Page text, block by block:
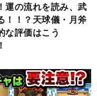
運の流れを読み、武
！！？天球儀・月斧
な評価はこう